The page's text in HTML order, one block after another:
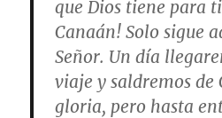
que Dios tiene para
Canaán! Solo sigue
Señor. Un día
viaje y saldremos de
gloria, pero hasta